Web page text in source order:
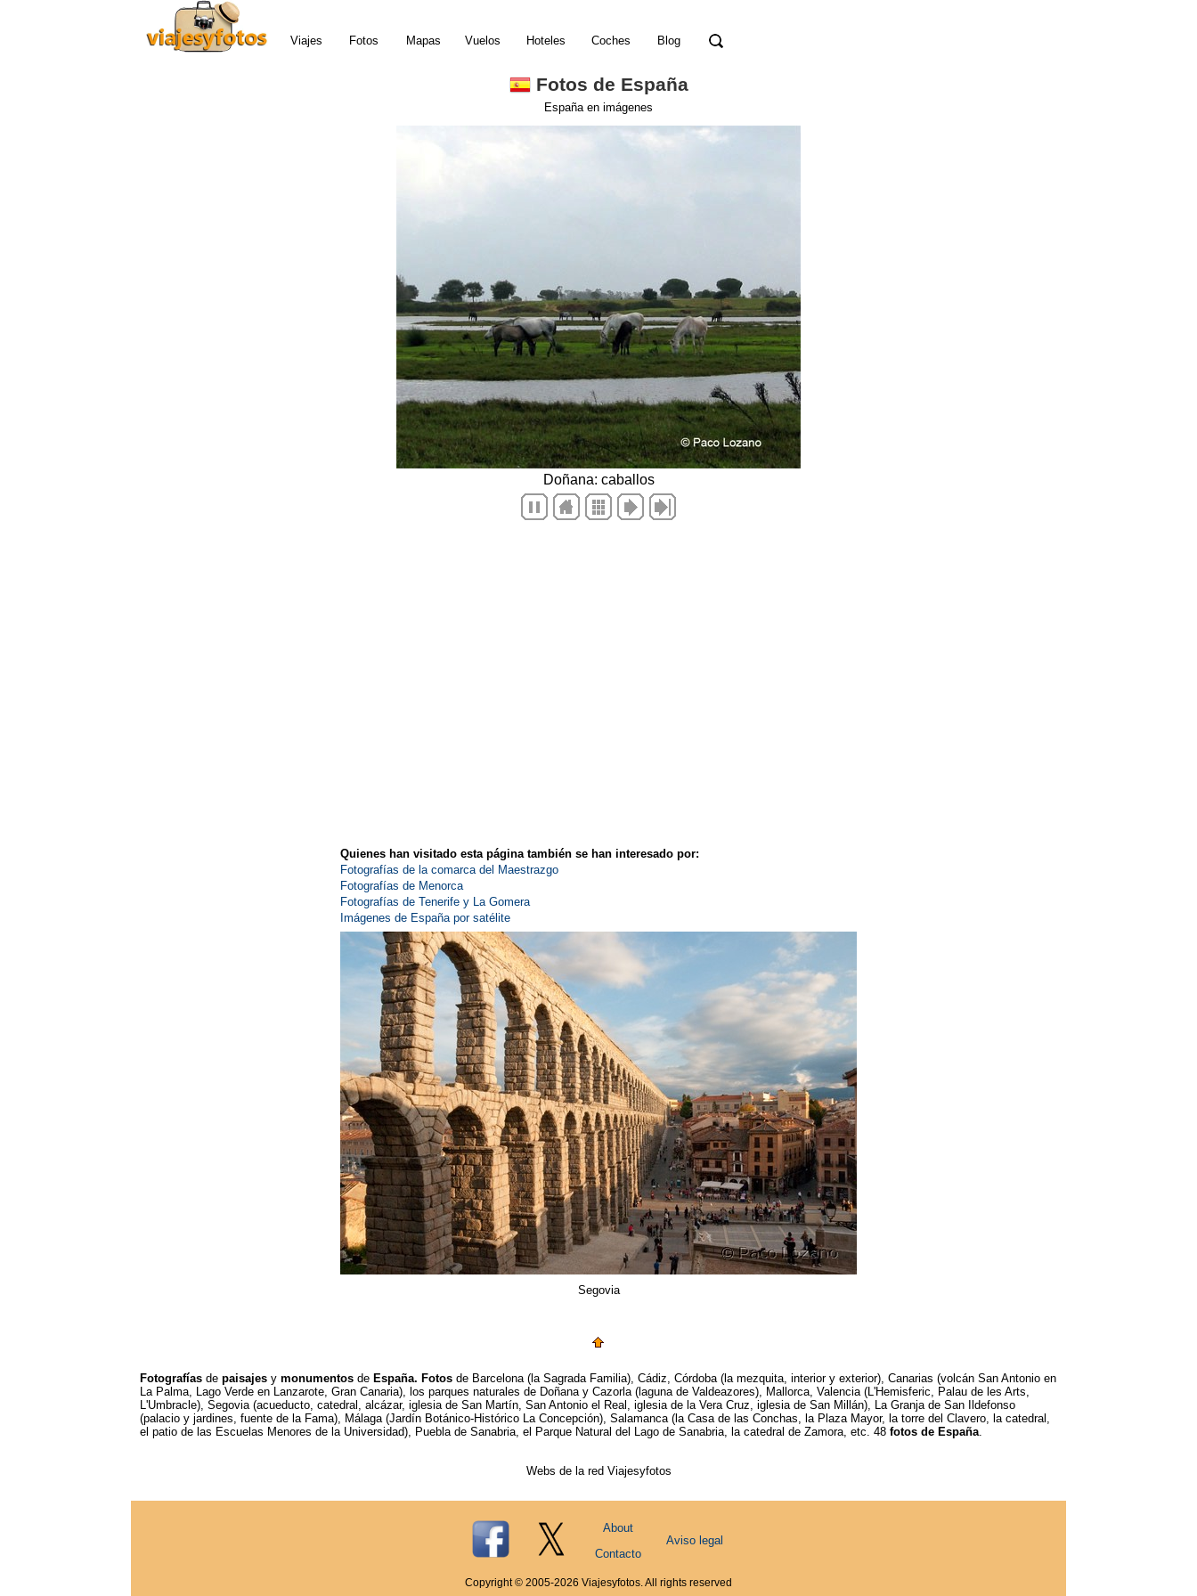
Viajes Fotos Mapas Vuelos Hoteles Coches Blog
Fotos de España
España en imágenes
Quienes han visitado esta página también se han interesado por:
Fotografías de la comarca del Maestrazgo
Fotografías de Menorca
Fotografías de Tenerife y La Gomera
Imágenes de España por satélite
Segovia
Fotografías de paisajes y monumentos de España. Fotos de Barcelona (la Sagrada Familia), Cádiz, Córdoba (la mezquita, interior y exterior), Canarias (volcán San Antonio en
La Palma, Lago Verde en Lanzarote, Gran Canaria), los parques naturales de Doñana y Cazorla (laguna de Valdeazores), Mallorca, Valencia (L'Hemisferic, Palau de les Arts,
L'Umbracle), Segovia (acueducto, catedral, alcázar, iglesia de San Martín, San Antonio el Real, iglesia de la Vera Cruz, iglesia de San Millán), La Granja de San Ildefonso
(palacio y jardines, fuente de la Fama), Málaga (Jardín Botánico-Histórico La Concepción), Salamanca (la Casa de las Conchas, la Plaza Mayor, la torre del Clavero, la catedral,
el patio de las Escuelas Menores de la Universidad), Puebla de Sanabria, el Parque Natural del Lago de Sanabria, la catedral de Zamora, etc. 48 fotos de España.
Webs de la red Viajesyfotos
About
Contacto
Aviso legal
Copyright © 2005-2026 Viajesyfotos. All rights reserved